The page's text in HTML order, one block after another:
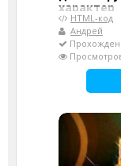
характер
HTML-код
Андрей